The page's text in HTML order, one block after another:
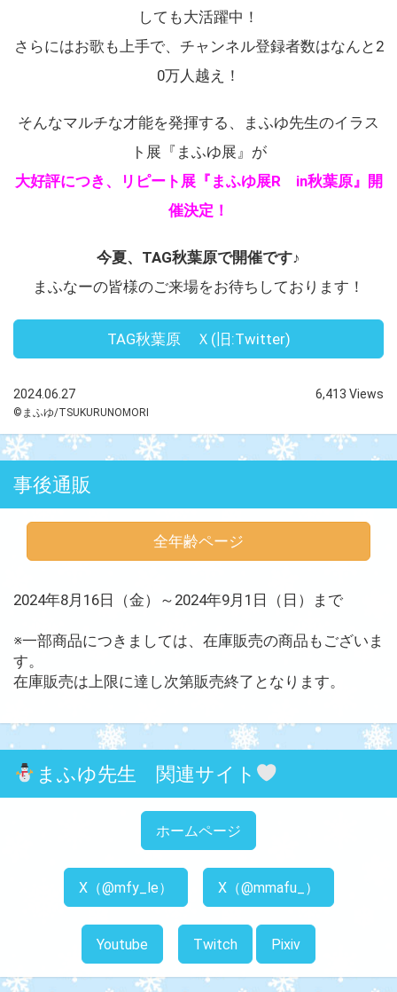
しても大活躍中！
さらにはお歌も上手で、チャンネル登録者数はなんと2
0万人越え！
そんなマルチな才能を発揮する、まふゆ先生のイラス
ト展『まふゆ展』が
大好評につき、リピート展『まふゆ展R in秋葉原』開
催決定！
今夏、TAG秋葉原で開催です♪
まふなーの皆様のご来場をお待ちしております！
TAG秋葉原 Ｘ(旧:Twitter)
2024.06.27 6,413 Views
©まふゆ/TSUKURUNOMORI
事後通販
全年齢ページ
2024年8月16日（金）～2024年9月1日（日）まで
※一部商品につきましては、在庫販売の商品もございま
す。
在庫販売は上限に達し次第販売終了となります。
まふゆ先生 関連サイト
ホームページ
X（@mfy_le） X（@mmafu_）
Youtube Twitch Pixiv